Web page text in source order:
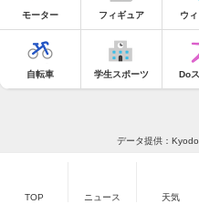
モーター フィギュア ウ
自転車 学生スポーツ Do
データ提供：
TOP ニュース 天気